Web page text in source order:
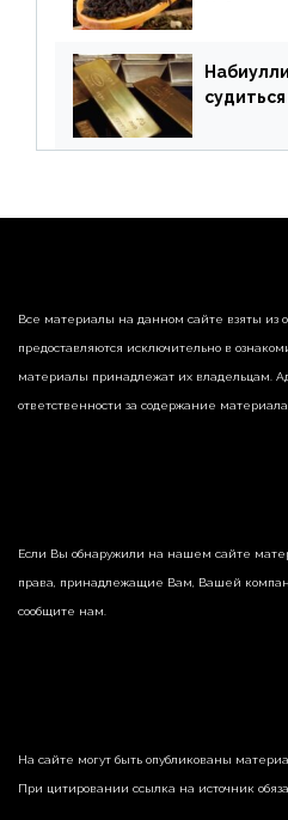
страны
Все материалы на данном сайте взяты из
предоставляются исключительно в
материалы принадлежат их владельцам.
ответственности за содержание
Если Вы обнаружили на нашем сайте
права, принадлежащие Вам, Вашей
сообщите нам.
На сайте могут быть опубликованы
При цитировании ссылка на источник